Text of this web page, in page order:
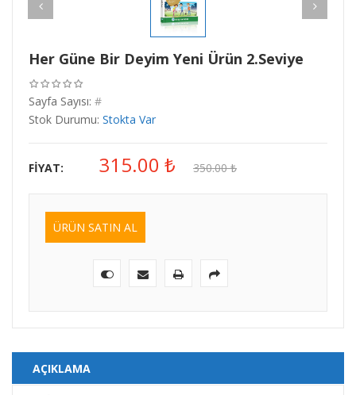
Her Güne Bir Deyim Yeni Ürün 2.Seviye
Sayfa Sayısı: #
Stok Durumu: Stokta Var
FIYAT: 315.00 ₺ 350.00₺
ÜRÜN SATIN AL
AÇIKLAMA